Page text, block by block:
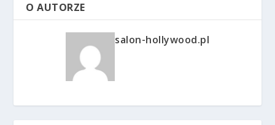
O AUTORZE
salon-hollywood.pl